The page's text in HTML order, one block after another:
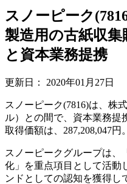
スノーピーク
製造用の古紙収
と資本業務提携
更新日： 2020年01月27日
スノーピーク(7816)は、株
ル）との間で、資本業務提
取得価額は、287,208,047円
スノーピークグループは、
化」を重点項目として活動
ンドとしての認知を獲得し